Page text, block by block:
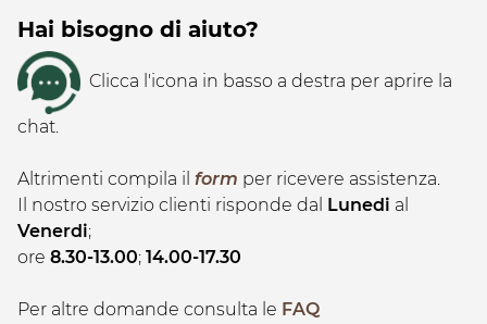
Hai bisogno di aiuto?
Clicca l'icona in basso a destra per aprire la
chat.
Altrimenti compila il form per ricevere assistenza.
Il nostro servizio clienti risponde dal Lunedi al
Venerdi;
ore 8.30-13.00; 14.00-17.30
Per altre domande consulta le FAQ